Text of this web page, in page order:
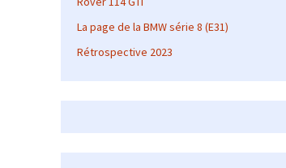
La page de la BMW série 8 (E31)
Rétrospective 2023